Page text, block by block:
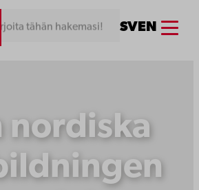
tähän hakemasi! SVEN Menu
nordiska